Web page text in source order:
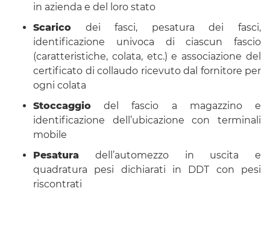
in azienda e del loro stato
Scarico dei fasci, pesatura dei fasci,
identificazione univoca di ciascun fascio
(caratteristiche, colata, etc.) e associazione del
certificato di collaudo ricevuto dal fornitore per
ogni colata
Stoccaggio del fascio a magazzino e
identificazione dell’ubicazione con terminali
mobile
Pesatura dell’automezzo in uscita e
quadratura pesi dichiarati in DDT con pesi
riscontrati